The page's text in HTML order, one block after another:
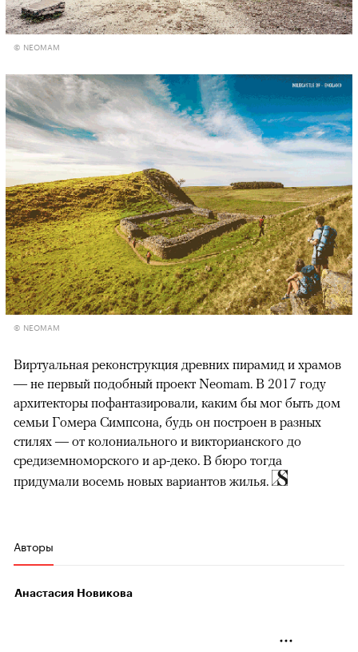
© NEOMAM
© NEOMAM
Виртуальная реконструкция древних пирамид и храмов
— не первый подобный проект Neomam. В 2017 году
архитекторы пофантазировали, каким бы мог быть дом
семьи Гомера Симпсона, будь он построен в разных
стилях — от колониального и викторианского до
средиземноморского и ар-деко. В бюро тогда
придумали восемь новых вариантов жилья.
Авторы
Анастасия Новикова